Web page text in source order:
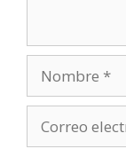
electrónico